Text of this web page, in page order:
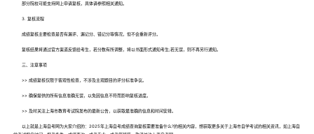
部分院校可能支持网上申请复核，具体请参照相关通知。
3. 复核流程
成绩复核主要检查是否有漏评、漏记分、错记分等情况，但不会重新评分。
复核结果将通过官方渠道反馈给考生，若分数有所调整，将以书面形式通知考生;若无误，则不再另行通知。
三、注意事项
>> 成绩复核仅限于客观性检查，不涉及主观题目的评分标准争议。
>> 确保提供的所有信息准确无误，以免因信息不符而影响复核进度。
>> 及时关注上海市教育考试院发布的最新公告，以获取最准确的信息和时间安排。
以上就是上海自考网为大家介绍的：2025年上海自考成绩查询复核需要准备什么?的相关内容，想获取更多关于上海市自学考试的相关资讯，如上海自